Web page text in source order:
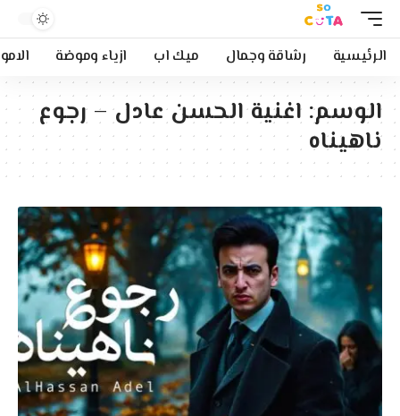
الرئيسية رشاقة وجمال ميك اب ازياء وموضة
الوسم: اغنية الحسن عادل – رجوع
ناهيناه